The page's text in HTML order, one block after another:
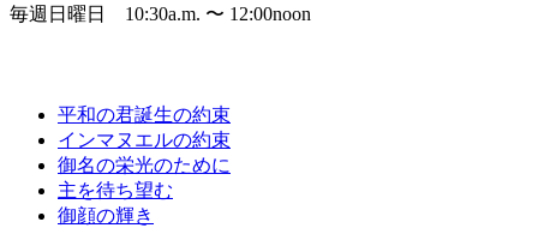
毎週日曜日 10:30a.m. 〜 12:00noon
平和の君誕生の約束
インマヌエルの約束
御名の栄光のために
主を待ち望む
御顔の輝き